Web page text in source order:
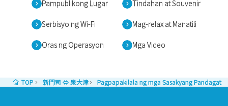
Pampublikong Lugar Tindahan at Souvenir
Serbisyo ng Wi-Fi Mag-relax at Manatili
Oras ng Operasyon Mga Video
TOP 新門司 ⇔ 泉大津 Pagpapakilala ng mga Sasakyang Pandagat: